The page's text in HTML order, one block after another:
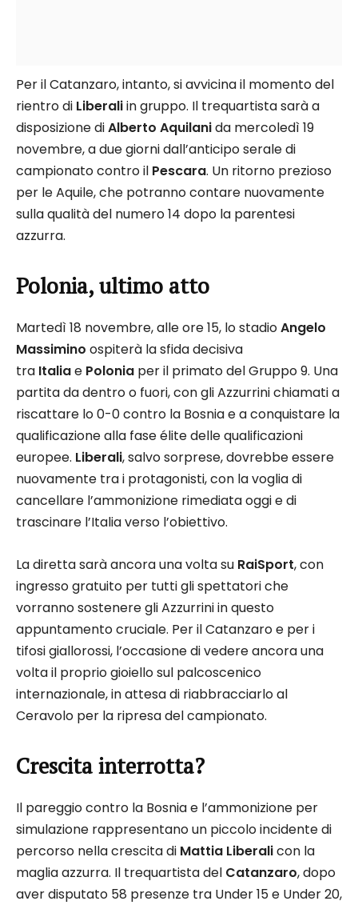
Per il Catanzaro, intanto, si avvicina il momento del
rientro di Liberaliin gruppo. Il trequartista sarà a
disposizione diAlberto Aquilanida mercoledì 19
novembre, a due giorni dall’anticipo serale di
campionato contro il Pescara. Un ritorno prezioso
per le Aquile, che potranno contare nuovamente
sulla qualità del numero 14 dopo la parentesi
azzurra.​
Polonia, ultimo atto
Martedì 18 novembre, alle ore 15, lo stadioAngelo
Massimino ospiterà la sfida decisiva
tra Italiae Polonia per il primato del Gruppo 9. Una
partita da dentro o fuori, con gli Azzurrini chiamati a
riscattare lo 0-0 contro la Bosnia e a conquistare la
qualificazione alla fase élite delle qualificazioni
europee. Liberali, salvo sorprese, dovrebbe essere
nuovamente tra i protagonisti, con la voglia di
cancellare l’ammonizione rimediata oggi e di
trascinare l’Italia verso l’obiettivo.
La diretta sarà ancora una volta su RaiSport, con
ingresso gratuito per tutti gli spettatori che
vorranno sostenere gli Azzurrini in questo
appuntamento cruciale. Per il Catanzaro e per i
tifosi giallorossi, l’occasione di vedere ancora una
volta il proprio gioiello sul palcoscenico
internazionale, in attesa di riabbracciarlo al
Ceravolo per la ripresa del campionato.
Crescita interrotta?
Il pareggio contro la Bosnia e l’ammonizione per
simulazione rappresentano un piccolo incidente di
percorso nella crescita di Mattia Liberalicon la
maglia azzurra. Il trequartista del Catanzaro, dopo
aver disputato 58 presenze tra Under 15 e Under 20,